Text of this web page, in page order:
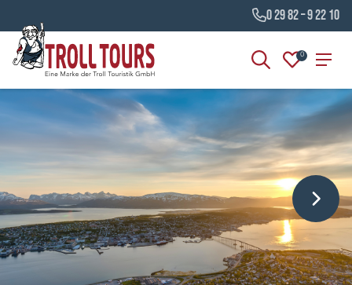
0 29 82 – 9 22 10
0